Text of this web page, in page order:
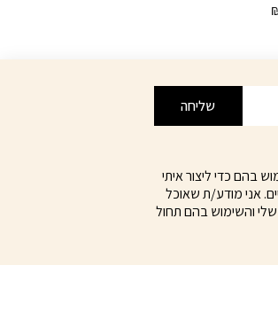
5
שליחה
בהם כדי ליצור איתי
אני מודע/ת שאוכל
והשימוש בהם תחול